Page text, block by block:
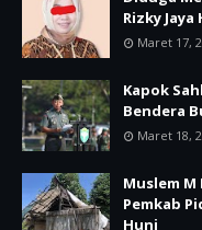
Rizky
Maret 17,
Kapok
Bendera
Maret 18,
Muslem
Pemkab
Huni